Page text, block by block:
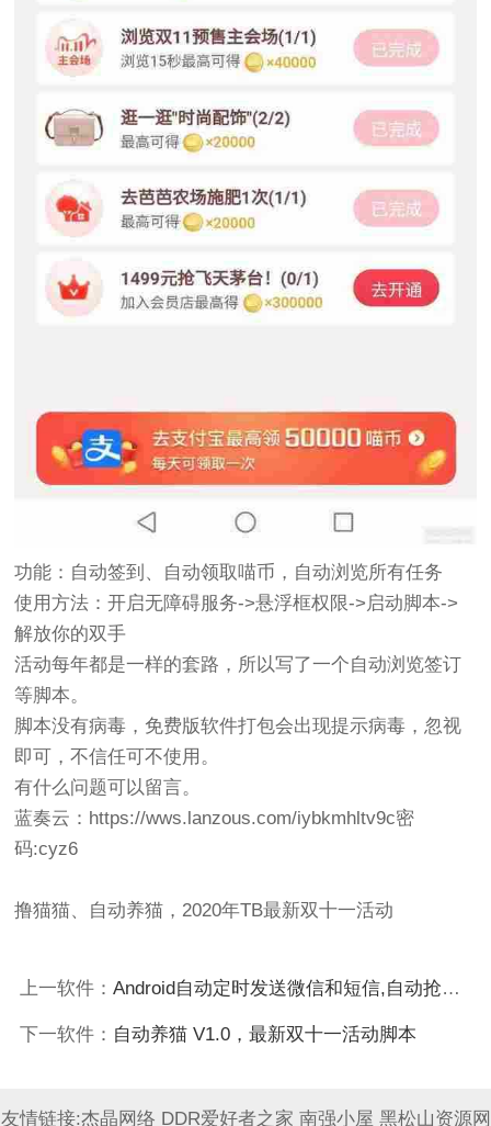
功能：自动签到、自动领取喵币，自动浏览所有任务
使用方法：开启无障碍服务->悬浮框权限->启动脚本->
解放你的双手
活动每年都是一样的套路，所以写了一个自动浏览签订
等脚本。
脚本没有病毒，免费版软件打包会出现提示病毒，忽视
即可，不信任可不使用。
有什么问题可以留言。
蓝奏云：https://wws.lanzous.com/iybkmhltv9c密
码:cyz6
撸猫猫、自动养猫，2020年TB最新双十一活动
上一软件： Android自动定时发送微信和短信,自动抢微信红包,抖音无水印下载,跳过开屏启动广告
下一软件： 自动养猫 V1.0，最新双十一活动脚本
友情链接:杰晶网络 DDR爱好者之家 南强小屋 黑松山资源网